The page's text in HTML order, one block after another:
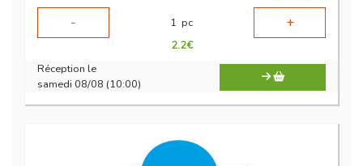
-
1 pc +
2.2€
Réception le
samedi 08/08 (10:00)